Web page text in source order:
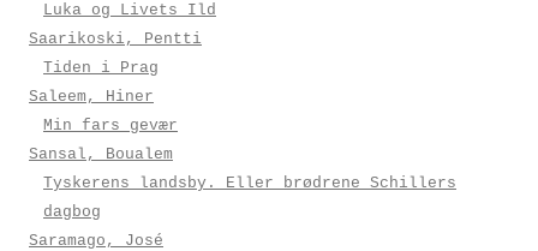
Luka og Livets Ild
Saarikoski, Pentti
Tiden i Prag
Saleem, Hiner
Min fars gevær
Sansal, Boualem
Tyskerens landsby. Eller brødrene Schillers
dagbog
Saramago, José